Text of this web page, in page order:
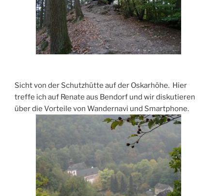
Sicht von der Schutzhütte auf der Oskarhöhe. Hier
treffe ich auf Renate aus Bendorf und wir diskutieren
über die Vorteile von Wandernavi und Smartphone.